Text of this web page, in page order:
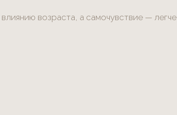
возраста, а самочувствие — легче